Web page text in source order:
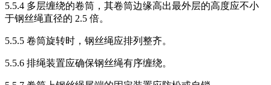
5.5.4 多层缠绕的卷筒，其卷筒边缘高出最外层的高度应不小
于钢丝绳直径的 2.5 倍。
5.5.5 卷筒旋转时，钢丝绳应排列整齐。
5.5.6 排绳装置应确保钢丝绳有序缠绕。